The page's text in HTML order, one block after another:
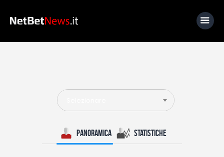
News
Calcio
Basket
Tennis
Panoramica Statistiche